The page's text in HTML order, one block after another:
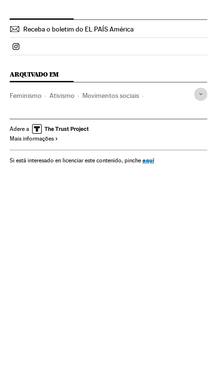
Receba o boletim do EL PAÍS América
Politica El País Brasil en Instagram
ARQUIVADO EM
Feminismo Ativismo Movimentos sociais
Sociedade Comunicações
Adere a
Mais informações
Si está interesado en licenciar este contenido, pinche aquí